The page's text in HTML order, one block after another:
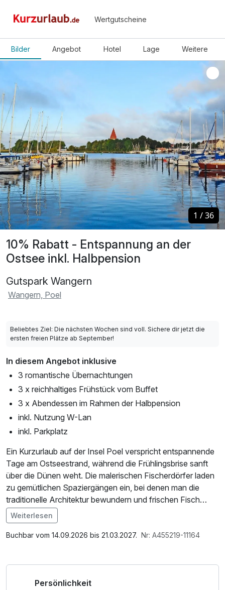
Wertgutscheine
Bilder Angebot Hotel Lage Weitere
10% Rabatt - Entspannung an der
Ostsee inkl. Halbpension
Gutspark Wangern
Wangern, Poel
1 /36
1 /36
Beliebtes Ziel: Die nächsten Wochen sind voll. Sichere dir jetzt die
ersten freien Plätze ab September!
In diesem Angebot inklusive
3 romantische Übernachtungen
3 x reichhaltiges Frühstück vom Buffet
3 x Abendessen im Rahmen der Halbpension
inkl. Nutzung W-Lan
inkl. Parkplatz
Ein Kurzurlaub auf der Insel Poel verspricht entspannende
Tage am Ostseestrand, während die Frühlingsbrise sanft
über die Dünen weht. Die malerischen Fischerdörfer laden
zu gemütlichen Spaziergängen ein, bei denen man die
traditionelle Architektur bewundern und frischen Fisch
direkt vom Kutter genießen kann.
Die Insel Poel bietet auch kulturelle Höhepunkte wie das
Naturschutzgebiet Timmendorfer Strand die vielfältige
Im Angebot enthalten
Parkplatz, W-LAN Nutzung / Internetnutzung
Weiterlesen
Buchbar vom 14.09.2026 bis 21.03.2027. Nr: A455219-11164
Persönlichkeit